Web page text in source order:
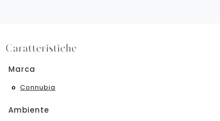
Caratteristiche
Marca
Connubia
Ambiente